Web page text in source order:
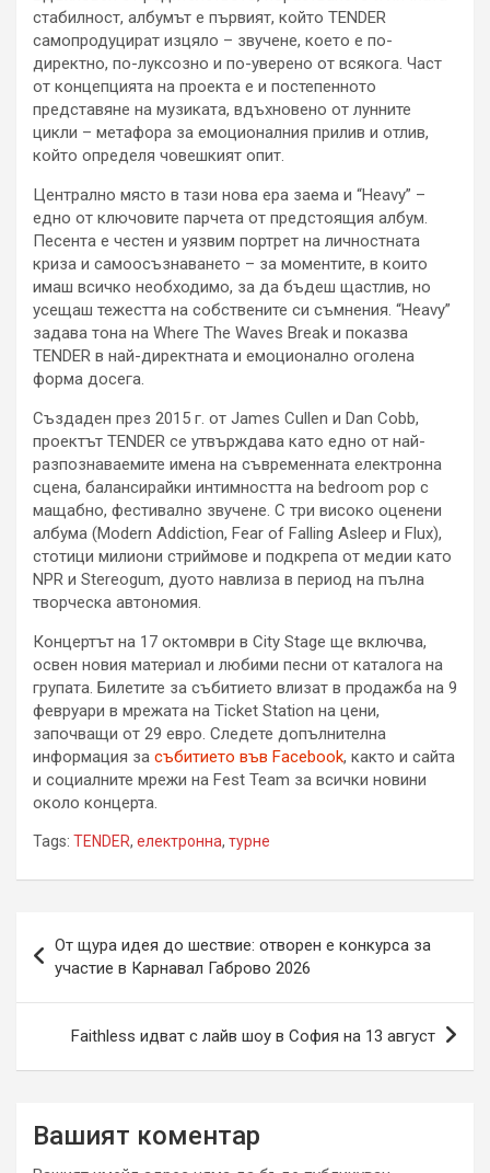
стабилност, албумът е първият, който TENDER
самопродуцират изцяло – звучене, което е по-
директно, по-луксозно и по-уверено от всякога. Част
от концепцията на проекта е и постепенното
представяне на музиката, вдъхновено от лунните
цикли – метафора за емоционалния прилив и отлив,
който определя човешкият опит.
Централно място в тази нова ера заема и “Heavy” –
едно от ключовите парчета от предстоящия албум.
Песента е честен и уязвим портрет на личностната
криза и самоосъзнаването – за моментите, в които
имаш всичко необходимо, за да бъдеш щастлив, но
усещаш тежестта на собствените си съмнения. “Heavy”
задава тона на Where The Waves Break и показва
TENDER в най-директната и емоционално оголена
форма досега.
Създаден през 2015 г. от James Cullen и Dan Cobb,
проектът TENDER се утвърждава като едно от най-
разпознаваемите имена на съвременната електронна
сцена, балансирайки интимността на bedroom pop с
мащабно, фестивално звучене. С три високо оценени
албума (Modern Addiction, Fear of Falling Asleep и Flux),
стотици милиони стриймове и подкрепа от медии като
NPR и Stereogum, дуото навлиза в период на пълна
творческа автономия.
Концертът на 17 октомври в City Stage ще включва,
освен новия материал и любими песни от каталога на
групата. Билетите за събитието влизат в продажба на 9
февруари в мрежата на Ticket Station на цени,
започващи от 29 евро. Следете допълнителна
информация за събитието във Facebook, както и сайта
и социалните мрежи на Fest Team за всички новини
около концерта.
Tags: TENDER, електронна, турне
От щура идея до шествие: отворен е конкурса за
участие в Карнавал Габрово 2026
Faithless идват с лайв шоу в София на 13 август
Вашият коментар